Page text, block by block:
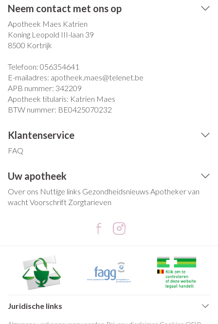
Neem contact met ons op
Apotheek Maes Katrien
Koning Leopold III-laan 39
8500 Kortrijk
Telefoon: 056354641
E-mailadres: apotheek.maes@telenet.be
APB nummer: 342209
Apotheek titularis: Katrien Maes
BTW nummer: BE0425070232
Klantenservice
FAQ
Uw apotheek
Over ons Nuttige links Gezondheidsnieuws Apotheker van
wachtVoorschrift Zorgtarieven
Juridische links